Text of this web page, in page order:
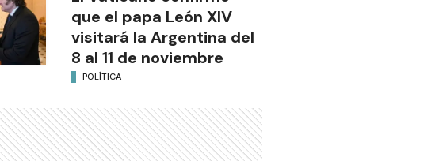
que el papa León XIV
visitará la Argentina del
8 al 11 de noviembre
POLÍTICA